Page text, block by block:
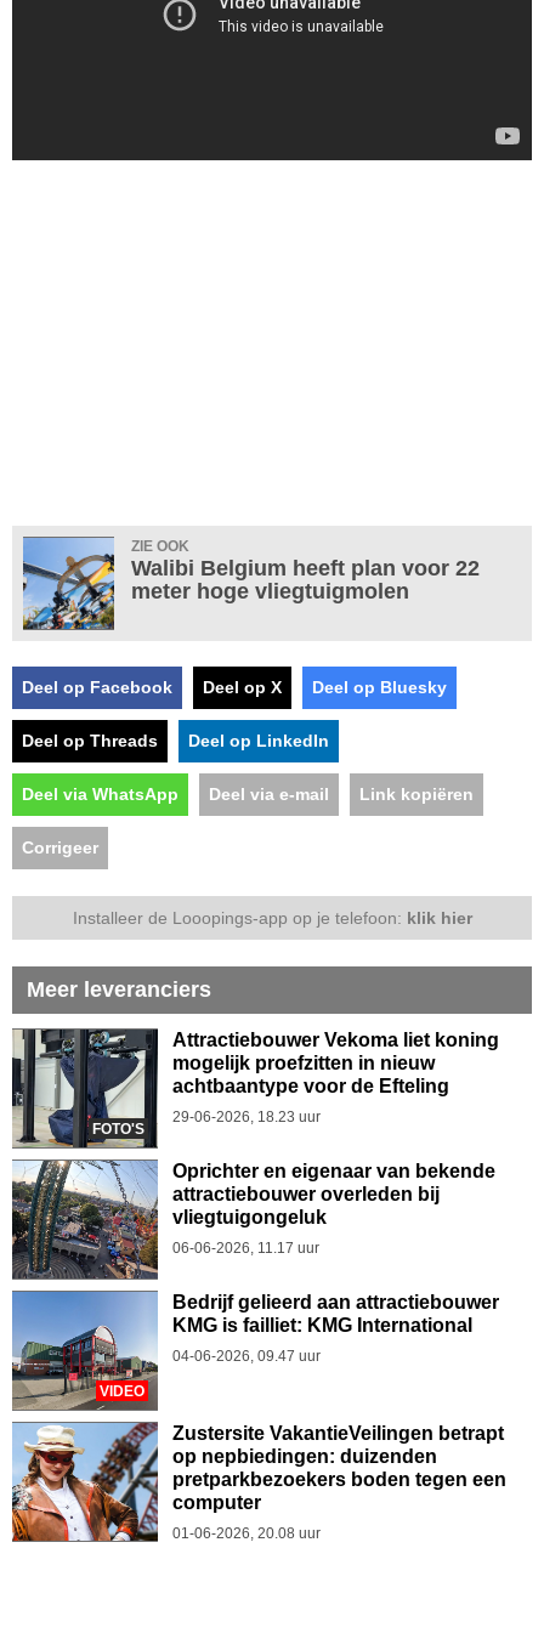
ZIE OOK
Walibi Belgium heeft plan voor 22
meter hoge vliegtuigmolen
Deel op Facebook Deel op X Deel op Bluesky
Deel op Threads Deel op LinkedIn
Deel via WhatsApp Deel via e-mail Link kopiëren
Corrigeer
Installeer de Looopings-app op je telefoon: klik hier
Meer leveranciers
FOTO'S
Attractiebouwer Vekoma liet koning
mogelijk proefzitten in nieuw
achtbaantype voor de Efteling
29-06-2026, 18.23 uur
Oprichter en eigenaar van bekende
attractiebouwer overleden bij
vliegtuigongeluk
06-06-2026, 11.17 uur
VIDEO
Bedrijf gelieerd aan attractiebouwer
KMG is failliet: KMG International
04-06-2026, 09.47 uur
Zustersite VakantieVeilingen betrapt
op nepbiedingen: duizenden
pretparkbezoekers boden tegen een
computer
01-06-2026, 20.08 uur